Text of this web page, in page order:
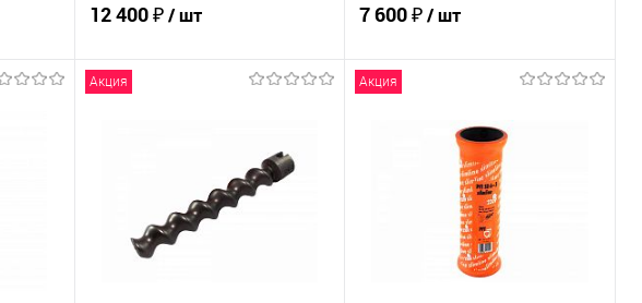
12 400 ₽/ шт
К сравнению
В избранное
В наличии
7 600 ₽/ шт
Купить в 1 клик
В избранное
Акция Акция